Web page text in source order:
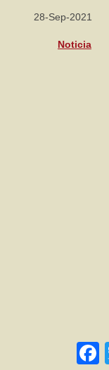
28-Sep-2021
Noticia